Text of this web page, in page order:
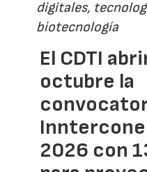
digitales,
biotecnología
El CDTI
octubre la
2026 con